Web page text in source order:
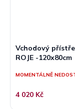
Vchodový
ROJE -120x80cm
MOMENTÁLNĚ
4 020 Kč